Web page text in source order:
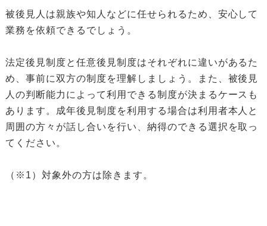
被後見人は親族や知人などに任せられるため、安心して
業務を依頼できるでしょう。
法定後見制度と任意後見制度はそれぞれに違いがあるた
め、事前に双方の制度を理解しましょう。また、被後見
人の判断能力によって利用できる制度が決まるケースも
あります。成年後見制度を利用する場合は利用者本人と
周囲の方々が話し合いを行い、納得のできる選択を取っ
てください。
（※1）対象外の方は除きます。